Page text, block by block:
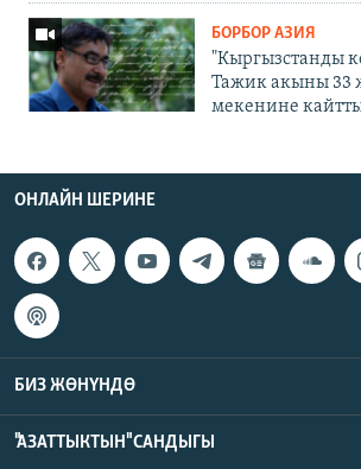
БОРБОР АЗИЯ
"Кыргызстанды
Тажик акыны 33
мекенине
ОНЛАЙН ШЕРИНЕ
БИЗ ЖӨНҮНДӨ
"АЗАТТЫКТЫН" САНДЫГЫ